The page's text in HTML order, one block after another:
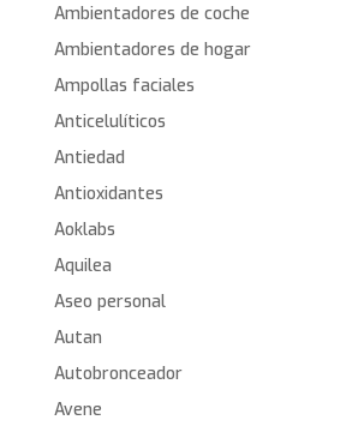
Ambientadores de coche
Ambientadores de hogar
Ampollas faciales
Anticelulíticos
Antiedad
Antioxidantes
Aoklabs
Aquilea
Aseo personal
Autan
Autobronceador
Avene